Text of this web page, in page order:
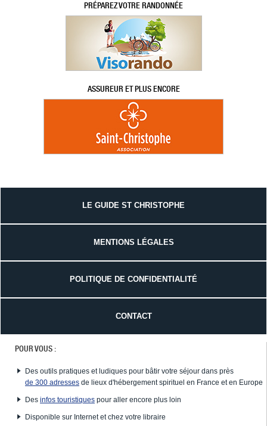
PRÉPAREZ VOTRE RANDONNÉE
ASSUREUR ET PLUS ENCORE
LE GUIDE ST CHRISTOPHE
MENTIONS LÉGALES
POLITIQUE DE CONFIDENTIALITÉ
CONTACT
POUR VOUS :
Des outils pratiques et ludiques pour bâtir votre séjour dans près
de 300 adresses de lieux d'hébergement spirituel en France et en Europe
Des infos touristiques pour aller encore plus loin
Disponible sur Internet et chez votre libraire